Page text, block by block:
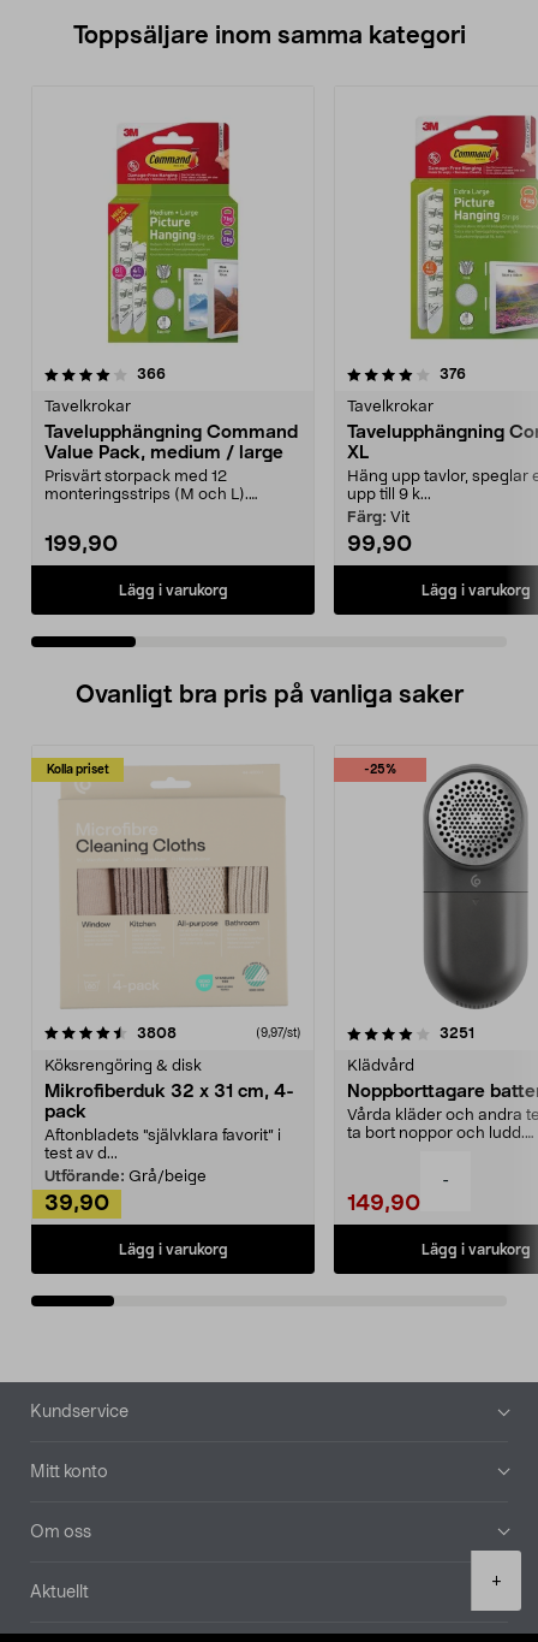
-
+
Toppsäljare inom samma kategori
366recensioner
Tavelkrokar
Tavelupphängning Command
Value Pack, medium / large
Prisvärt storpack med 12
monteringsstrips (M och L).
199,90
Lägg i varukorg
4.0 av 5 stjärnor 376
Tavelkrokar
Tavelupphängning
XL
Häng upp tavlor, speglar
upp till 9 k...
Färg: Vit
99,90
Lägg i varukorg
4.0 av 5 stjärnor
Ovanligt bra pris på vanliga saker
Kolla priset
3808recensioner (9,97/st)
Köksrengöring & disk
Mikrofiberduk 32 x 31 cm, 4-
pack
Aftonbladets "självklara favorit” i
test av d...
Utförande: Grå/beige
39,90
Lägg i varukorg
-25%
4.0av 5 stjärnor 3251
Klädvård
Noppborttagare
Vårda kläder och andra
ta bort noppor och ludd.
149,90
Lägg i varukorg
4.5av 5 stjärnor
Sidfot
Kundservice
Mitt konto
Om oss
Aktuellt